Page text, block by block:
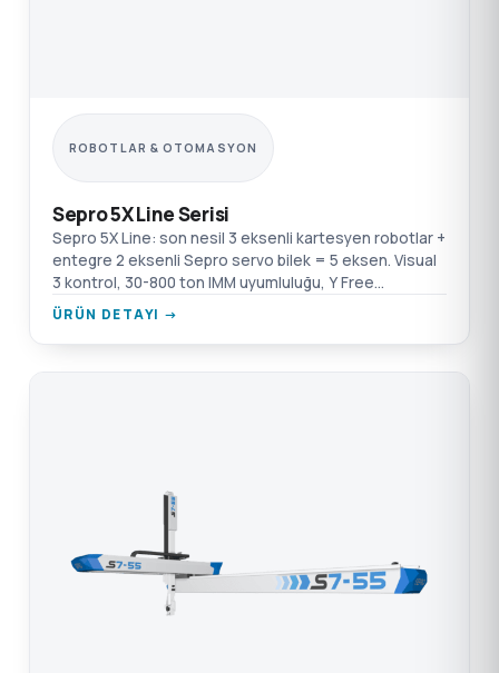
ROBOTLAR & OTOMASYON
Sepro 5X Line Serisi
Sepro 5X Line: son nesil 3 eksenli kartesyen robotlar +
entegre 2 eksenli Sepro servo bilek = 5 eksen. Visual
3 kontrol, 30-800 ton IMM uyumluluğu, Y Free
fonksiyonu.
ÜRÜN DETAYI →